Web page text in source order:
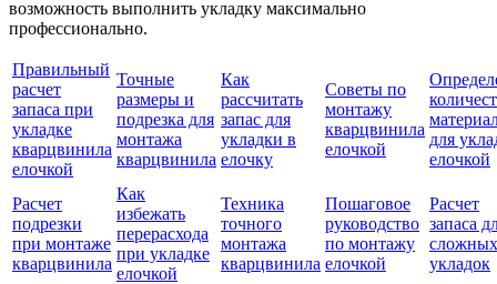
возможность выполнить укладку максимально
профессионально.
Правильный
расчет
запаса при
укладке
кварцвинила
елочкой
Точные
размеры и
подрезка для
монтажа
кварцвинила
Как
рассчитать
запас для
укладки в
елочку
Советы по
монтажу
кварцвинила
елочкой
для
елочкой
Расчет
подрезки
при монтаже
кварцвинила
Как
избежать
перерасхода
при укладке
елочкой
Техника
точного
монтажа
кварцвинила
Пошаговое
руководство
по монтажу
елочкой
Расчет
запаса
сложных
укладок